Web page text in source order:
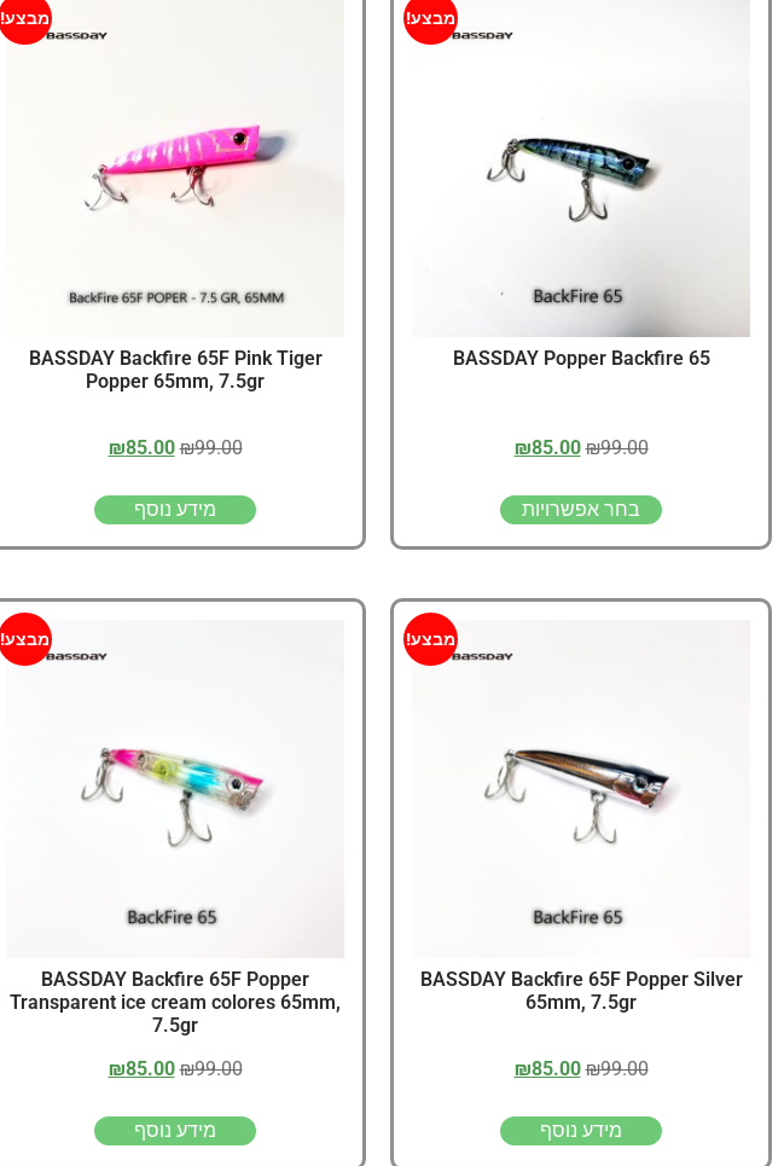
מבצע!
65 BASSDAY Popper Backfire
₪99.00
₪85.00
בחר אפשרויות
מבצע!
BASSDAY Backfire 65F Pink Tiger
Popper 65mm, 7.5gr
₪99.00
₪85.00
מידע נוסף
מבצע!
BASSDAY Backfire 65F Popper Silver
65mm, 7.5gr
₪99.00
₪85.00
מידע נוסף
מבצע!
BASSDAY Backfire 65F Popper
Transparent ice cream colores 65mm,
7.5gr
₪99.00
₪85.00
מידע נוסף